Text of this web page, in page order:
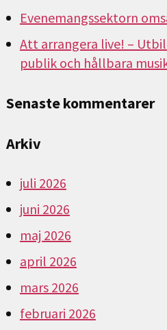
Evenemangssektorn
Att arrangera live! –
publik och hållbara
Senaste kommentarer
Arkiv
juli 2026
juni 2026
maj 2026
april 2026
mars 2026
februari 2026